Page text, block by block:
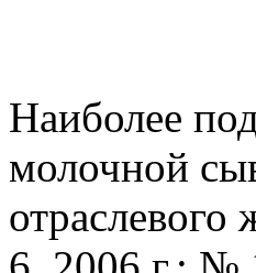
Наиболее
молочной